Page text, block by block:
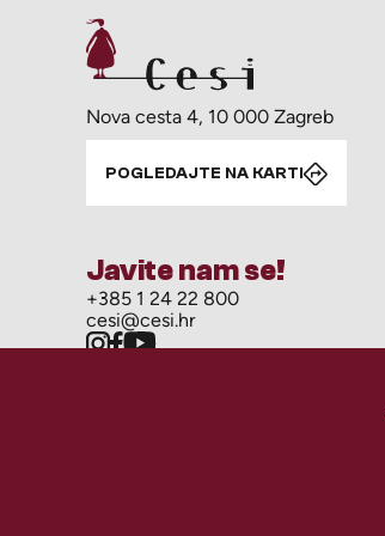
Nova cesta 4, 10 000 Zagreb
POGLEDAJTE NA KARTI
Javite nam se!
+385 1 24 22 800
cesi@cesi.hr